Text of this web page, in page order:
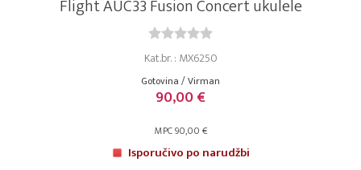
Flight AUC33 Fusion Concert ukulele
Kat.br. : MX6250
Gotovina / Virman
90,00 €
MPC 90,00 €
Isporučivo po narudžbi